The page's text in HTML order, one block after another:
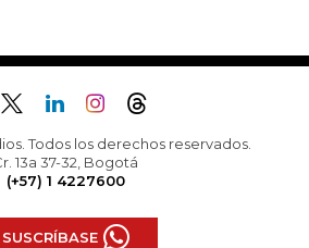
Todos los derechos reservados.
13a 37-32, Bogotá
(+57) 1 4227600
SUSCRÍBASE